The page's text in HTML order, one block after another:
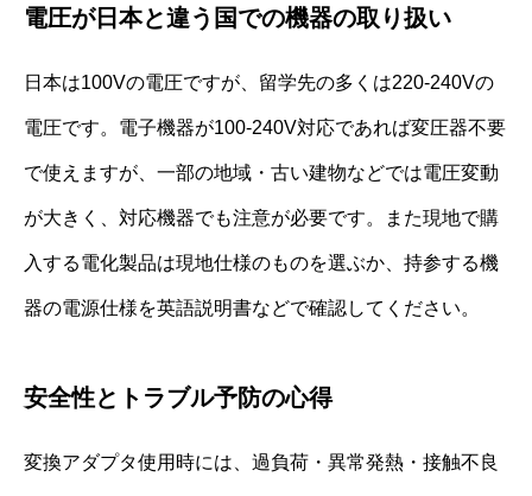
電圧が日本と違う国での機器の取り扱い
日本は100Vの電圧ですが、留学先の多くは220-240Vの
電圧です。電子機器が100-240V対応であれば変圧器不要
で使えますが、一部の地域・古い建物などでは電圧変動
が大きく、対応機器でも注意が必要です。また現地で購
入する電化製品は現地仕様のものを選ぶか、持参する機
器の電源仕様を英語説明書などで確認してください。
安全性とトラブル予防の心得
変換アダプタ使用時には、過負荷・異常発熱・接触不良